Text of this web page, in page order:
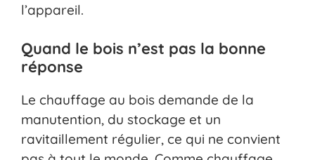
l’appareil.
Quand le bois n’est pas la bonne
réponse
Le chauffage au bois demande de la
manutention, du stockage et un
ravitaillement régulier, ce qui ne convient